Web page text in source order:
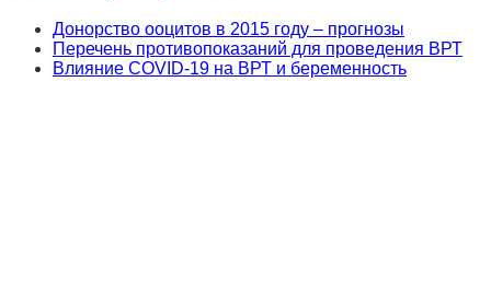
Донорство ооцитов в 2015 году – прогнозы
Перечень противопоказаний для проведения ВРТ
Влияние COVID-19 на ВРТ и беременность